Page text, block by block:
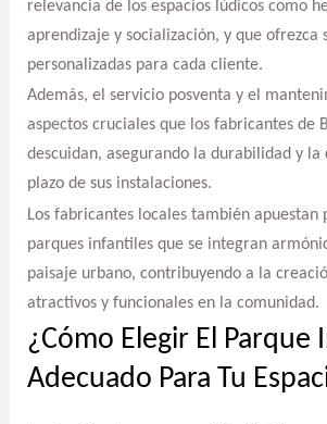
relevancia de los espacios lúdicos como
aprendizaje y socialización, y que ofrezca
personalizadas para cada cliente.
Además, el servicio posventa y el
aspectos cruciales que los fabricantes de
descuidan, asegurando la durabilidad y la
plazo de sus instalaciones.
Los fabricantes locales también apuestan
parques infantiles que se integran
paisaje urbano, contribuyendo a la
atractivos y funcionales en la comunidad.
¿Cómo Elegir El Parque
Adecuado Para Tu